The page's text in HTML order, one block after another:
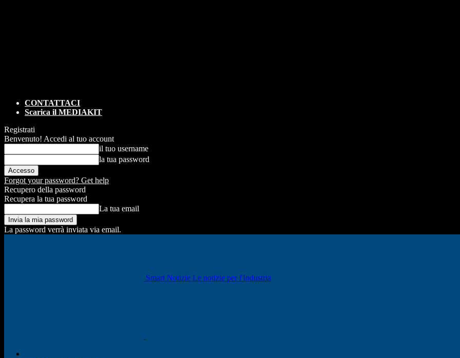
CONTATTACI
Scarica il MEDIAKIT
Registrati
Benvenuto! Accedi al tuo account
il tuo username
la tua password
Forgot your password? Get help
Recupero della password
Recupera la tua password
La tua email
La password verrà inviata via email.
Smart Notizie Le notizie per l'Industria